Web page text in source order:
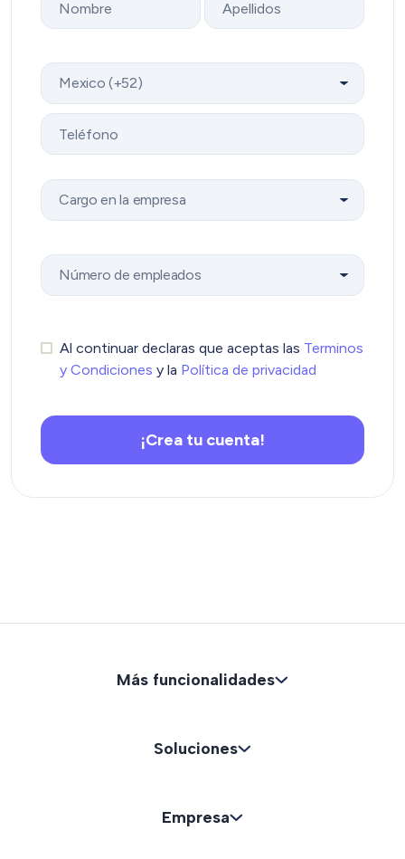
Al continuar declaras que aceptas las Terminos
y Condiciones y la Política de privacidad
¡Crea tu cuenta!
Más funcionalidades
Soluciones
Empresa